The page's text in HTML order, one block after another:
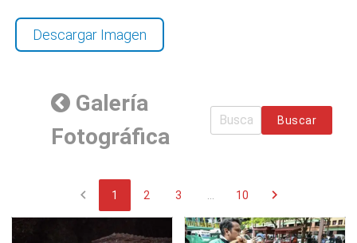
Descargar Imagen
Galería
Fotográfica
Buscar
chevron_left 1 2 3 10 chevron_right